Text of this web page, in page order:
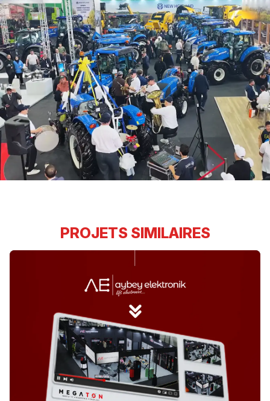
PROJETS SIMILAIRES